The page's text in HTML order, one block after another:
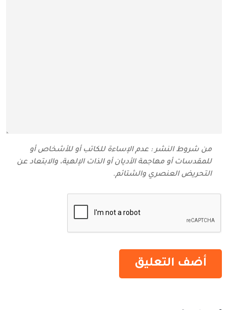
من شروط النشر : عدم الإساءة للكاتب أو للأشخاص أو
للمقدسات أو مهاجمة الأديان أو الذات الإلهية، والابتعاد عن
التحريض العنصري والشتائم‬.